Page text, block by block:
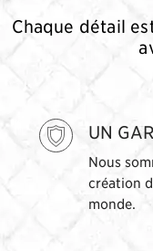
Chaque détail
UN
Nous
création
monde.